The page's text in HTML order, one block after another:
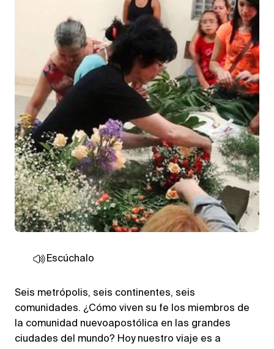
Escúchalo
Seis metrópolis, seis continentes, seis
comunidades. ¿Cómo viven su fe los miembros de
la comunidad nuevoapostólica en las grandes
ciudades del mundo? Hoy nuestro viaje es a